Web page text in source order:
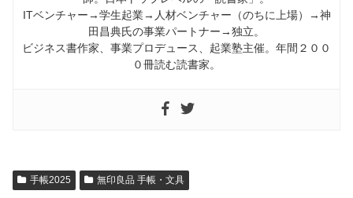
ITベンチャー→学生起業→人材ベンチャー（のちに上場）→神
田昌典氏の事業パートナー→独立。
ビジネス書作家、事業プロデュース、起業塾主催。年間２００
０冊読む読書家。
手帳2025 無印良品 手帳・文具